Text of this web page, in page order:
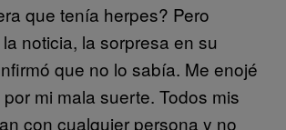
que tenía herpes? Pero
noticia, la sorpresa en su
que no lo sabía. Me enojé
mi mala suerte. Todos mis
con cualquier persona y no